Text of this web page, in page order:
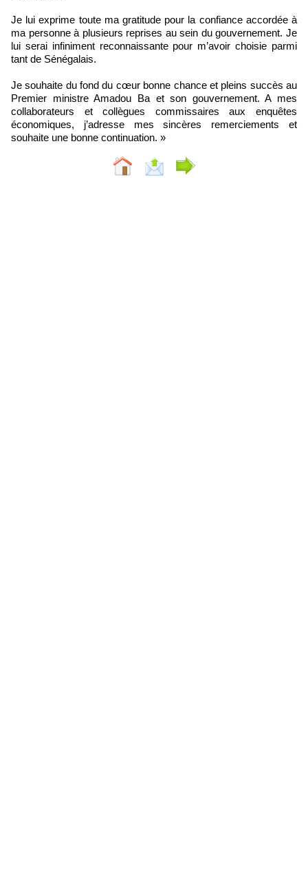
Je lui exprime toute ma gratitude pour la confiance accordée à
ma personne à plusieurs reprises au sein du gouvernement. Je
lui serai infiniment reconnaissante pour m’avoir choisie parmi
tant de Sénégalais.
Je souhaite du fond du cœur bonne chance et pleins succès au
Premier ministre Amadou Ba et son gouvernement. A mes
collaborateurs et collègues commissaires aux enquêtes
économiques, j’adresse mes sincères remerciements et
souhaite une bonne continuation. »